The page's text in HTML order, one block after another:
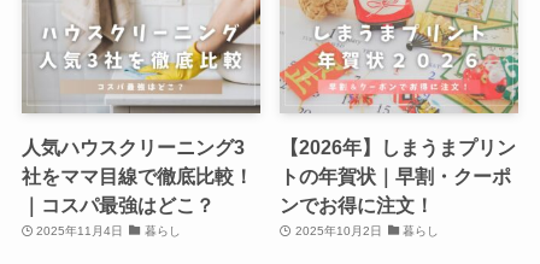
人気ハウスクリーニング3
社をママ目線で徹底比較！
｜コスパ最強はどこ？
2025年11月4日 暮らし
【2026年】しまうまプリン
トの年賀状｜早割・クーポ
ンでお得に注文！
2025年10月2日 暮らし